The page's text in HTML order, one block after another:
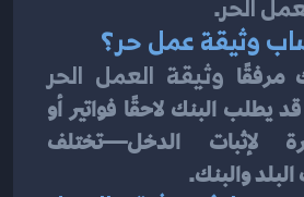
.
وثيقة عمل حر؟
وثيقة العمل الحر
والبنك.